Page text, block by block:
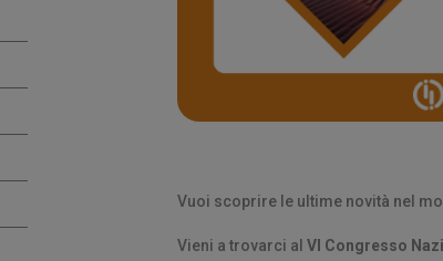
Vuoi scoprire le ultime novità nel
Vieni a trovarci al VI Congresso